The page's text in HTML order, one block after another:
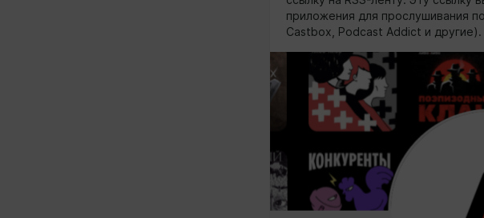
приложения для прослушивания
Castbox, Podcast Addict и другие).